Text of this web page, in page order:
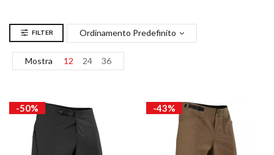
FILTER Ordinamento Predefinito
Mostra 12 24 36
-50% -43%